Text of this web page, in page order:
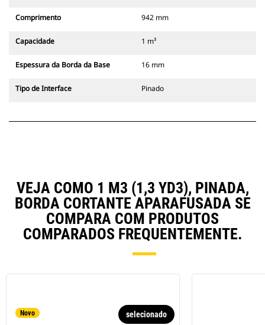
Comprimento 942 mm
Capacidade 1 m³
Espessura da Borda da Base 16 mm
Tipo de Interface Pinado
VEJA COMO 1 M3 (1,3 YD3), PINADA,
BORDA CORTANTE APARAFUSADA SE
COMPARA COM PRODUTOS
COMPARADOS FREQUENTEMENTE.
Novo selecionado